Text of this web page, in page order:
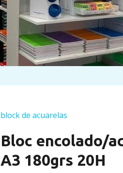
block de acuarelas
Bloc encolado/
A3 180grs 20H